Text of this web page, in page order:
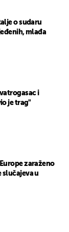
o sudaru
mlađa
i
je trag"
zaraženo
slučajeva u